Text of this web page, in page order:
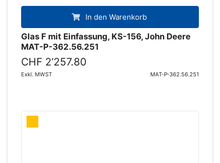
In den Warenkorb
Glas F mit Einfassung, KS-156, John Deere
MAT-P-362.56.251
CHF 2’257.80
Exkl. MWST MAT-P-362.56.251